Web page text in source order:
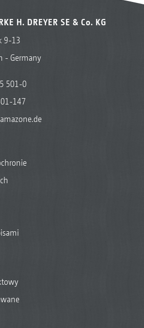
H. DREYER SE & Co. KG
9-13
- Germany
501-0
147